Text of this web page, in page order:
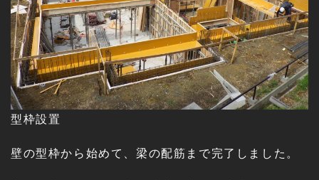
型枠設置
壁の型枠から始めて、梁の配筋まで完了しました。